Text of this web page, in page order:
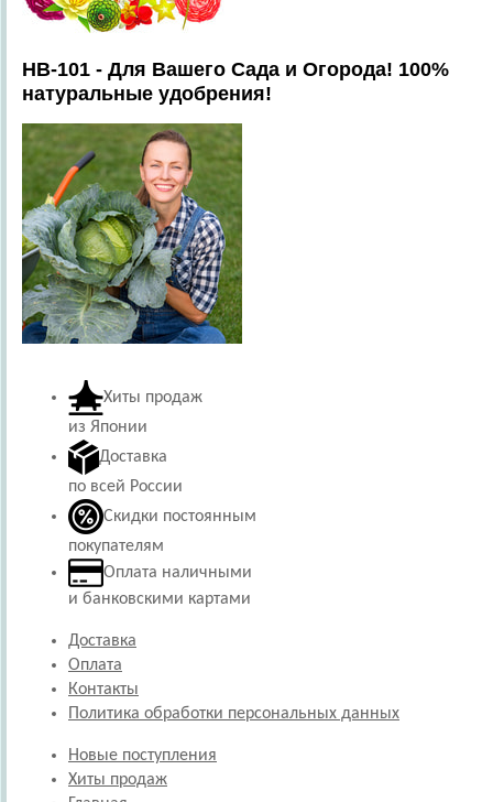
HB-101 - Для Вашего Сада и Огорода! 100%
натуральные удобрения!
Хиты продаж
из Японии
Доставка
по всей России
Скидки постоянным
покупателям
Оплата наличными
и банковскими картами
Доставка
Оплата
Контакты
Политика обработки персональных данных
Новые поступления
Хиты продаж